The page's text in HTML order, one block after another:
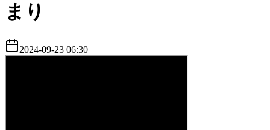
まり
2024-09-23 06:30